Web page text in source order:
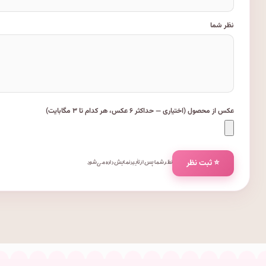
نظر شما
عکس از محصول (اختیاری — حداکثر ۶ عکس، هر کدام تا ۳ مگابایت)
⭐ ثبت نظر نظر شما پس از تأیید نمایش داده می‌شود.